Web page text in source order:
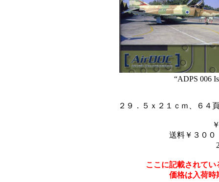
“ADPS 006
２９．５ｘ２１ｃｍ、６４
送料￥３００
ここに記載されて
価格は入荷時